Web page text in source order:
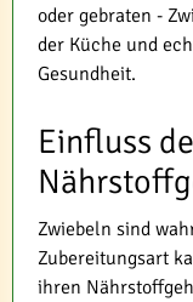
oder gebraten -
der Küche und
Gesundheit.
Einfluss
Zwiebeln sind
Zubereitungsart
ihren